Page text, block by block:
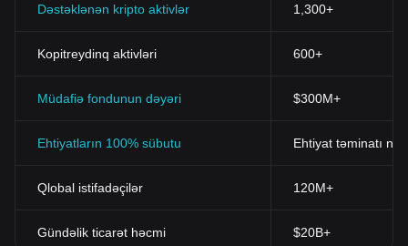
Dəstəklənən kripto aktivlər 1,300+
Kopitreydinq aktivləri 600+
Müdafiə fondunun dəyəri $300M+
Ehtiyatların 100% sübutu Ehtiyat təminatı
Qlobal istifadəçilər 120M+
Gündəlik ticarət həcmi $20B+